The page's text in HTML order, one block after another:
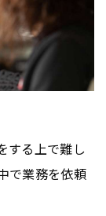
する上で難し
で業務を依頼